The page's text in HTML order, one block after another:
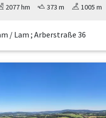
2077 hm 373 m 1005 m
/ Lam ; Arberstraße 36